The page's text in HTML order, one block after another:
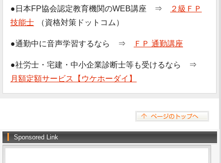
●日本FP協会認定教育機関のWEB講座 ⇒
２級ＦＰ
技能士
（資格対策ドットコム）
●通勤中に音声学習するなら ⇒ ＦＰ 通勤講座
●社労士・宅建・中小企業診断士等も受けるなら ⇒
月額定額サービス【ウケホーダイ】
Sponsored Link